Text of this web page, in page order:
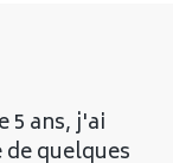
5 ans, j'ai
quelques